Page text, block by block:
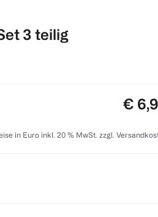
3 teilig
€
in Euro inkl. 20 % MwSt. zzgl.